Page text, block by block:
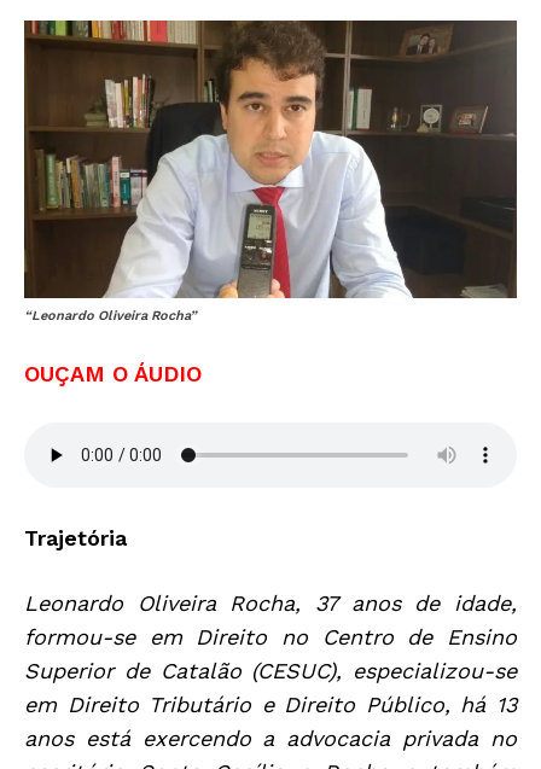
“Leonardo Oliveira Rocha”
OUÇAM O ÁUDIO
Trajetória
Leonardo Oliveira Rocha, 37 anos de idade,
formou-se em Direito no Centro de Ensino
Superior de Catalão (CESUC), especializou-se
em Direito Tributário e Direito Público, há 13
anos está exercendo a advocacia privada no